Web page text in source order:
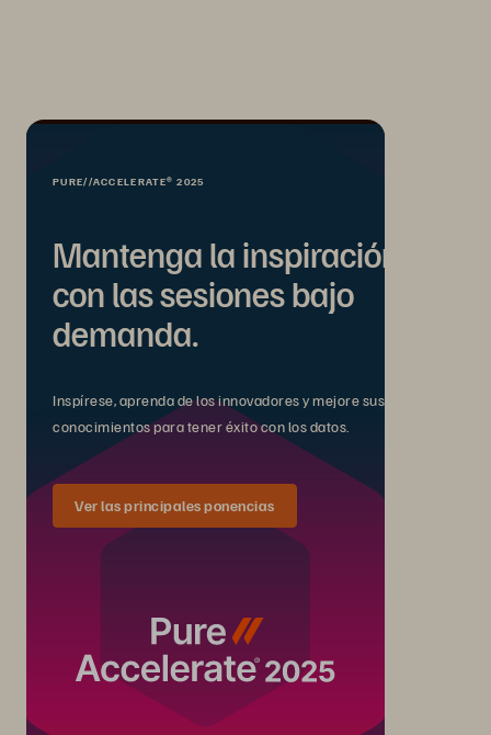
PURE//ACCELERATE® 2025
Mantenga la inspiración
con las sesiones bajo
demanda.
Inspírese, aprenda de los innovadores y mejore sus
conocimientos para tener éxito con los datos.
Ver las principales ponencias